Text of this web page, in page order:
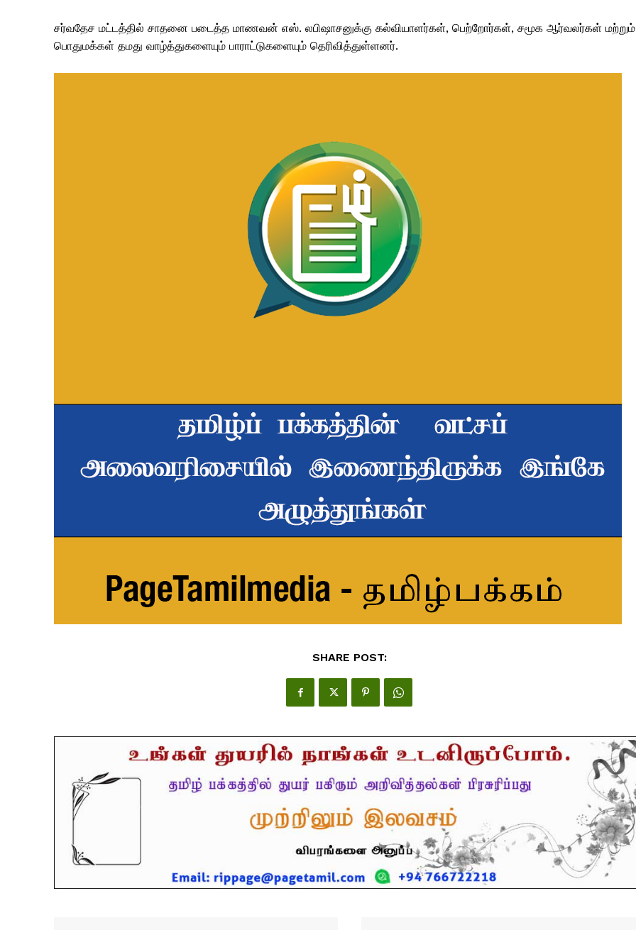
சர்வதேச மட்டத்தில் சாதனை படைத்த மாணவன் எஸ். லபிஷாசனுக்கு கல்வியாளர்கள், பெற்றோர்கள், சமூக ஆர்வலர்கள் மற்றும்
பொதுமக்கள் தமது வாழ்த்துகளையும் பாராட்டுகளையும் தெரிவித்துள்ளனர்.
SHARE POST: